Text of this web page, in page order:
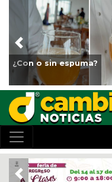
Previous
Previous